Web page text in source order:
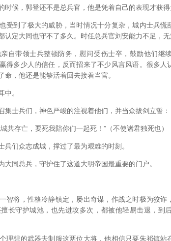
候，郭登还不是总兵官，他是凭着自己的表现才获得
到了极大的威胁，当时情况十分复杂，城内士兵慌
认定大同也守不了多久。时任总兵官刘安能力不足，无
带领士兵整顿防务，慰问受伤士卒，鼓励他们继
得多少人的信任，反而招来了不少风言风语。很多
，他还是能够活着回去接着当官。
。
士兵们，神色严峻的注视着他们，并当众拔剑立誓：
存亡，要死我陪你们一起死！”（不使诸君独死也）
们众志成城，撑过了最为艰难的时刻。
同总兵，守护住了这道大明帝国最重要的门户。
将，性格冷静镇定，屡出奇谋，作战之时极为狡诈
长守护城池，也先进攻多次，都被他轻易击退，到
想的武器去制服这两位大将，他相信只要朱祁镇站